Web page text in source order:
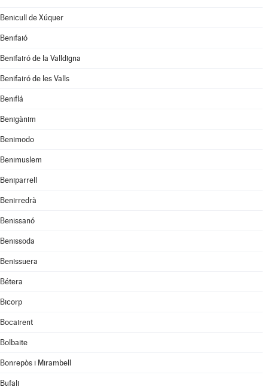
Benicull de Xúquer
Benifaió
Benifairó de la Valldigna
Benifairó de les Valls
Beniflá
Benigànim
Benimodo
Benimuslem
Beniparrell
Benirredrà
Benissanó
Benissoda
Benissuera
Bétera
Bicorp
Bocairent
Bolbaite
Bonrepòs i Mirambell
Bufali